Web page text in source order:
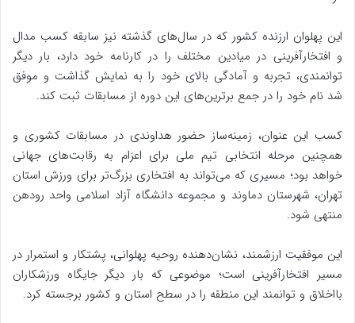
این پهلوان ارزنده کشور که در سال‌های گذشته نیز سابقه کسب مدال
و افتخارآفرینی در میادین مختلف را در کارنامه خود دارد، بار دیگر
توانمندی، تجربه و آمادگی بالای خود را به نمایش گذاشت و موفق
شد نام خود را در جمع برترین‌های این دوره از مسابقات ثبت کند.
کسب این عنوان، زمینه‌ساز حضور هداوندی در مسابقات کشوری و
همچنین مرحله انتخابی تیم ملی برای اعزام به رقابت‌های جهانی
خواهد بود؛ مسیری که می‌تواند به افتخاری بزرگ‌تر برای ورزش استان
تهران، شهرستان دماوند و مجموعه دانشگاه آزاد اسلامی واحد رودهن
منتهی شود.
این موفقیت ارزشمند، نشان‌دهنده روحیه پهلوانی، پشتکار و استمرار در
مسیر افتخارآفرینی است؛ موضوعی که بار دیگر جایگاه ورزشکاران
بااخلاق و توانمند این منطقه را در سطح استان و کشور برجسته کرد.